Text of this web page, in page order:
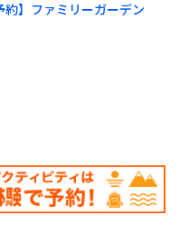
】ファミリーガーデン